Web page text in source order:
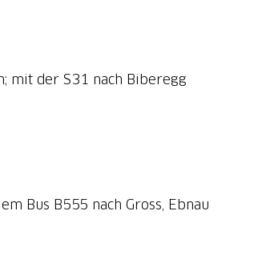
mit der S31 nach Biberegg
Bus B555 nach Gross, Ebnau